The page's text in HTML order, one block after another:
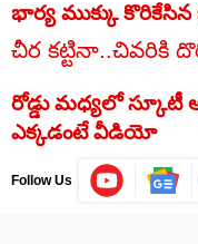
భార్య ముక్కు
చీర
రోడ్డు మధ్యలో స్కూటీ
ఎక్కడంటే వీడియో
Follow Us